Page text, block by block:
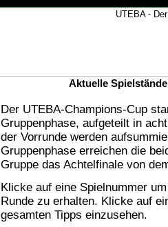
Aktuelle
Der UTEBA-Champions-Cup
Gruppenphase, aufgeteilt in
der Vorrunde werden
Gruppenphase erreichen die
Gruppe das Achtelfinale von
Klicke auf eine Spielnummer
Runde zu erhalten. Klicke auf
gesamten Tipps einzusehen.